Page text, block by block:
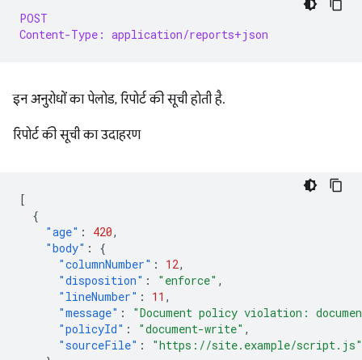
POST
Content-Type: application/reports+json
इन अनुरोधों का पेलोड, रिपोर्ट की सूची होती है.
रिपोर्ट की सूची का उदाहरण
[
{
"age" : 420,
"body" :
{
"columnNumber" : 12,
"disposition" : "enforce" ,
"lineNumber" : 11 ,
"message" :
"Document policy violation:
"policyId" : "document-write" ,
"sourceFile" :
"https://site.example/script.js"